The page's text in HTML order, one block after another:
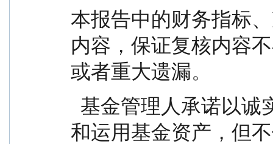
本报告中的财务指标
内容，保证复核内容
或者重大遗漏。
和运用基金资产，但